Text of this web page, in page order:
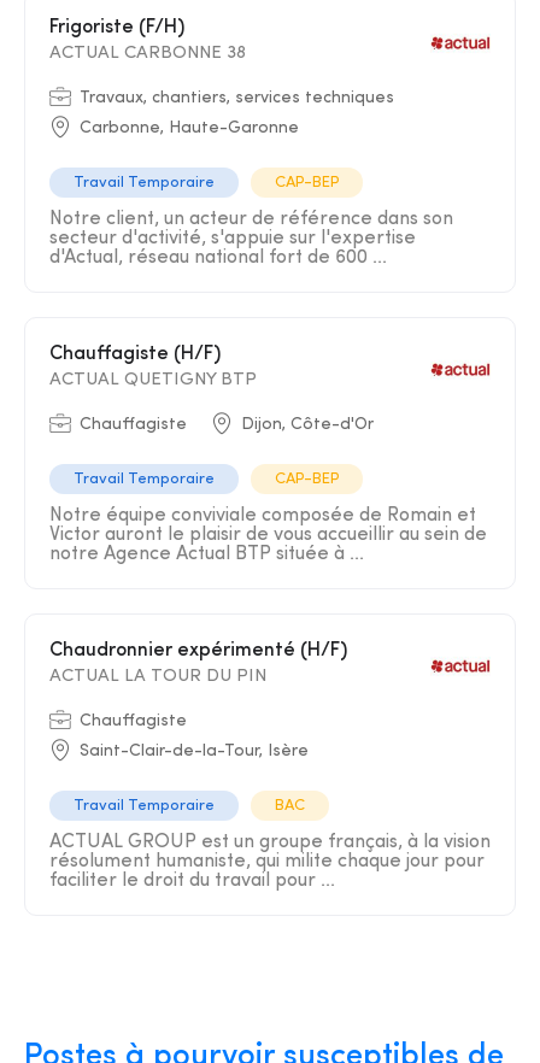
Frigoriste (F/H)
ACTUAL CARBONNE 38
Travaux, chantiers, services techniques
Carbonne, Haute-Garonne
Travail Temporaire CAP-BEP
Notre client, un acteur de référence dans son
secteur d'activité, s'appuie sur l'expertise
d'Actual, réseau national fort de 600 ...
Chauffagiste (H/F)
ACTUAL QUETIGNY BTP
Chauffagiste Dijon, Côte-d'Or
Travail Temporaire CAP-BEP
Notre équipe conviviale composée de Romain et
Victor auront le plaisir de vous accueillir au sein de
notre Agence Actual BTP située à ...
Chaudronnier expérimenté (H/F)
ACTUAL LA TOUR DU PIN
Chauffagiste
Saint-Clair-de-la-Tour, Isère
Travail Temporaire BAC
ACTUAL GROUP est un groupe français, à la vision
résolument humaniste, qui milite chaque jour pour
faciliter le droit du travail pour ...